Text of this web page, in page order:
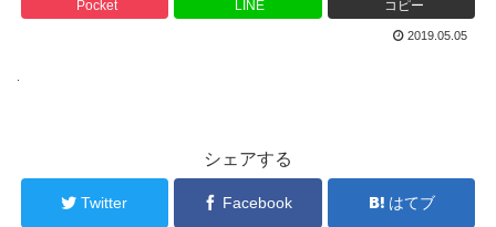
Pocket LINE コピー
2019.05.05
シェアする
Twitter Facebook はてブ